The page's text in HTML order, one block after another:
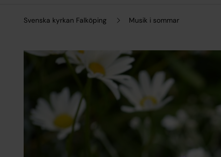
Svenska kyrkan Falköping Musik i sommar